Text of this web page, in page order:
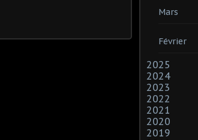
Mars
Février
2025
2024
2023
2022
2021
2020
2019